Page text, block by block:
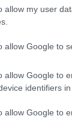
allow my user
allow Google to
allow Google to
identifiers in
allow Google to
την
Η